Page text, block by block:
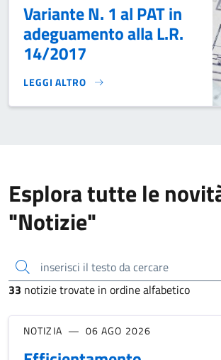
Variante N. 1 al PAT in
adeguamento alla L.R.
14/2017
LEGGI ALTRO
VARIANTE N. 1 AL PAT IN
Esplora tutte le
"Notizie"
inserisci il testo da cercare
33 notizie trovate in ordine alfabetico
NOTIZIA 06 AGO 2026